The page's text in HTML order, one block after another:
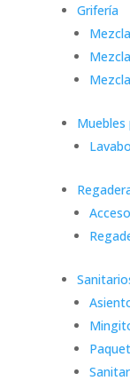
Grifería
Muebles